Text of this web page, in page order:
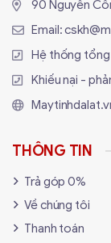
90 Nguyễn
Email:
Hệ thống
Khiếu nại -
THÔNG TIN
Trả góp 0%
Về chúng tôi
Thanh toán